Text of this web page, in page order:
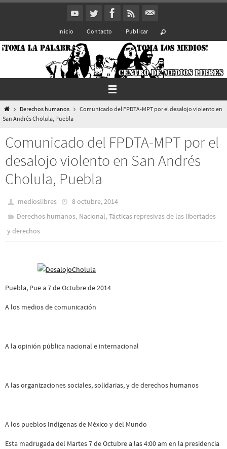
Inicio Contacto Publicar
InicioDerechos humanos
Comunicado del FPDTA-MPT por el desalojo violento en
San Andrés Cholula, Puebla
Comunicado del FPDTA-MPT por el
desalojo violento en San Andrés
Cholula, Puebla
medioslibres
8 octubre, 2014
Derechos humanos, Nacional,Tácticas represivas de las libertades
y derechos
Puebla, Pue a 7 de Octubre de 2014
A los medios de comunicación
A la opinión pública nacional e internacional
A las organizaciones sociales, solidarias, y de derechos humanos
A los pueblos Indígenas de México y del Mundo
Esta madrugada del Martes 7 de Octubre a las 4:00 am en la presidencia